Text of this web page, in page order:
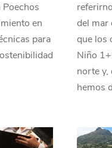
Poechos
en
para
del mar
que los
Niño
norte y,
hemos